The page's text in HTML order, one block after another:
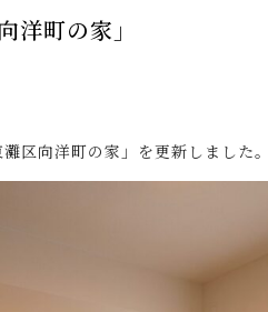
洋町の家」
区向洋町の家」を更新しました。